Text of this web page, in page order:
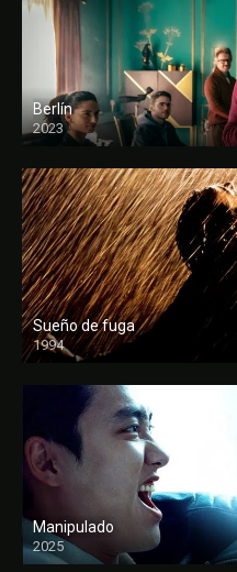
Berlín
2023
Sueño de fuga
1994
FULL HD
Manipulado
2025